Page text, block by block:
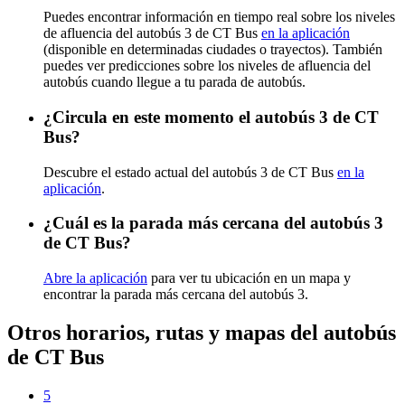
Puedes encontrar información en tiempo real sobre los niveles
de afluencia del autobús 3 de CT Bus en la aplicación
(disponible en determinadas ciudades o trayectos). También
puedes ver predicciones sobre los niveles de afluencia del
autobús cuando llegue a tu parada de autobús.
¿Circula en este momento el autobús 3 de CT
Bus?
Descubre el estado actual del autobús 3 de CT Bus en la
aplicación.
¿Cuál es la parada más cercana del autobús 3
de CT Bus?
Abre la aplicación para ver tu ubicación en un mapa y
encontrar la parada más cercana del autobús 3.
Otros horarios, rutas y mapas del autobús
de CT Bus
5